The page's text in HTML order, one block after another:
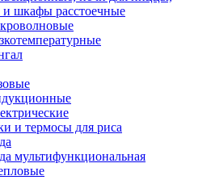
шкафы расстоечные
и термосы для риса
мультифункциональная